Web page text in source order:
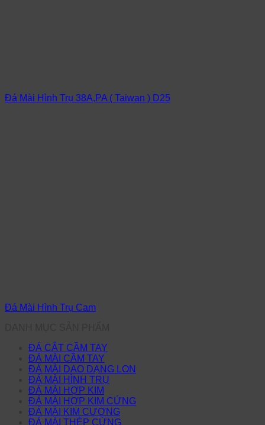
Đá Mài Hình Trụ 38A,PA ( Taiwan ) D25
Đá Mài Hình Trụ Cam
ĐÁ CẮT CẦM TAY
ĐÁ MÀI CẦM TAY
ĐÁ MÀI DAO DẠNG LON
ĐÁ MÀI HÌNH TRỤ
ĐÁ MÀI HỢP KIM
ĐÁ MÀI HỢP KIM CỨNG
ĐÁ MÀI KIM CƯƠNG
ĐÁ MÀI THÉP CỨNG